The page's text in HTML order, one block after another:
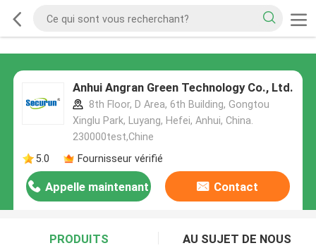
Anhui Angran Green Technology Co., Ltd.
8th Floor, D Area, 6th Building, Gongtou
Xinglu Park, Luyang, Hefei, Anhui, China.
230000test,Chine
5.0
Fournisseur vérifié
Appelle maintenant Contact
PRODUITS AU SUJET DE NOUS